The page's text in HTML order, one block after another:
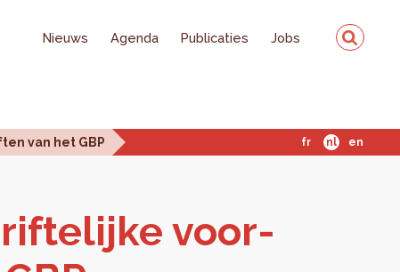
Nieuws Agenda Publicaties Jobs
van het GBP fr nl en
voor­